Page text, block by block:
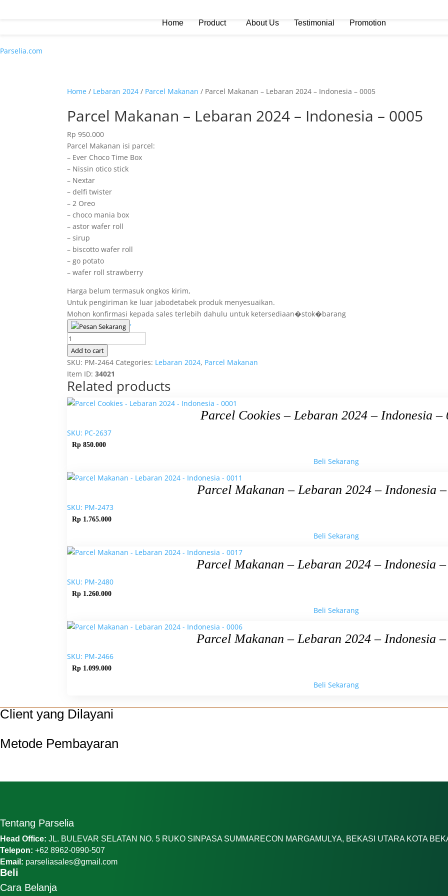
Parselia.com
Home Product About Us Testimonial Promotion
Home / Lebaran 2024 / Parcel Makanan / Parcel Makanan – Lebaran 2024 – Indonesia – 0005
Parcel Makanan – Lebaran 2024 – Indonesia – 0005
Rp 950.000
Parcel Makanan isi parcel:
– Ever Choco Time Box
– Nissin otico stick
– Nextar
– delfi twister
– 2 Oreo
– choco mania box
– astor wafer roll
– sirup
– biscotto wafer roll
– go potato
– wafer roll strawberry
Harga belum termasuk ongkos kirim,
Untuk pengiriman ke luar jabodetabek produk menyesuaikan.
Mohon konfirmasi kepada sales terlebih dahulu untuk ketersediaan�stok�barang
Pesan Sekarang '
Parcel
Makanan
-
Lebaran
2024
-
Indonesia
0005
quantity
Add to cart
SKU: PM-2464 Categories: Lebaran 2024, Parcel Makanan
Item ID:34021
Related products
Parcel Cookies – Lebaran 2024 – Indonesia –
SKU: PC-2637
Rp 850.000
Beli Sekarang
Parcel Makanan – Lebaran 2024 – Indonesia
SKU: PM-2473
Rp 1.765.000
Beli Sekarang
Parcel Makanan – Lebaran 2024 – Indonesia
SKU: PM-2480
Rp 1.260.000
Beli Sekarang
Parcel Makanan – Lebaran 2024 – Indonesia
SKU: PM-2466
Rp 1.099.000
Beli Sekarang
Client yang Dilayani
Metode Pembayaran
Tentang Parselia
Head Office: JL. BULEVAR SELATAN NO. 5 RUKO SINPASA SUMMARECON MARGAMULYA, BEKASI UTARA KOTA
Telepon: +62 8962-0990-507
Email: parseliasales@gmail.com
Beli
Cara Belanja